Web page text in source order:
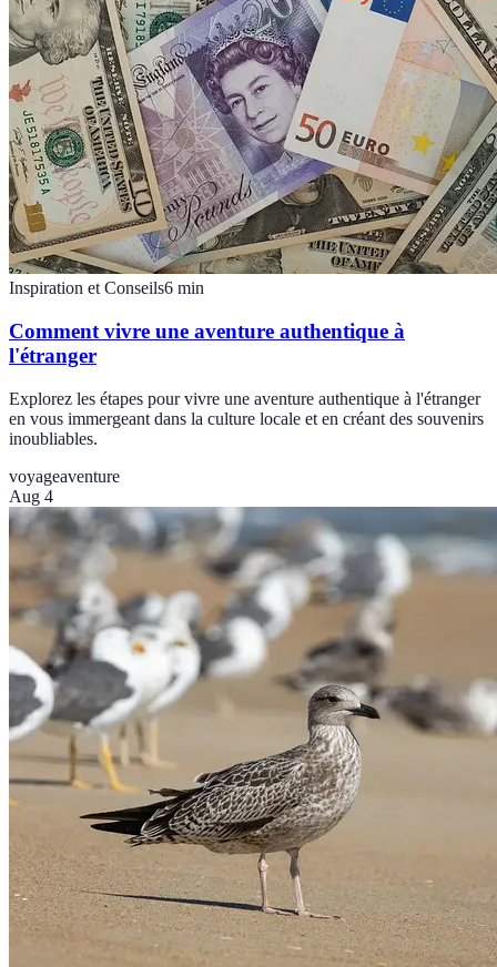
Inspiration et Conseils6 min
Comment vivre une aventure authentique à
l'étranger
Explorez les étapes pour vivre une aventure authentique à l'étranger
en vous immergeant dans la culture locale et en créant des souvenirs
inoubliables.
voyageaventure
Aug 4